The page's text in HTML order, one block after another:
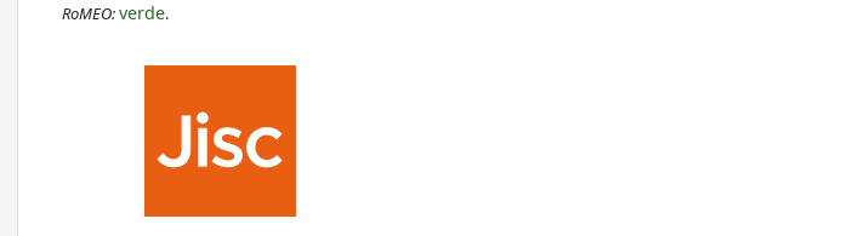
RoMEO:verde.